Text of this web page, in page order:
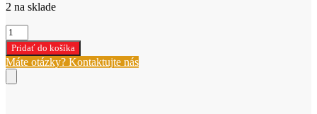
2 na sklade
množstvo
Vianočná
dekorácia
150x350cm
(549)
Pridať do košíka
Máte otázky? Kontaktujte nás